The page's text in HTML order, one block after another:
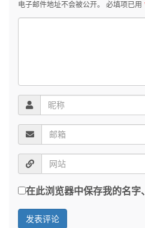
电子邮件地址不会被公开。 必填项已用
在此浏览器中保存我的名字